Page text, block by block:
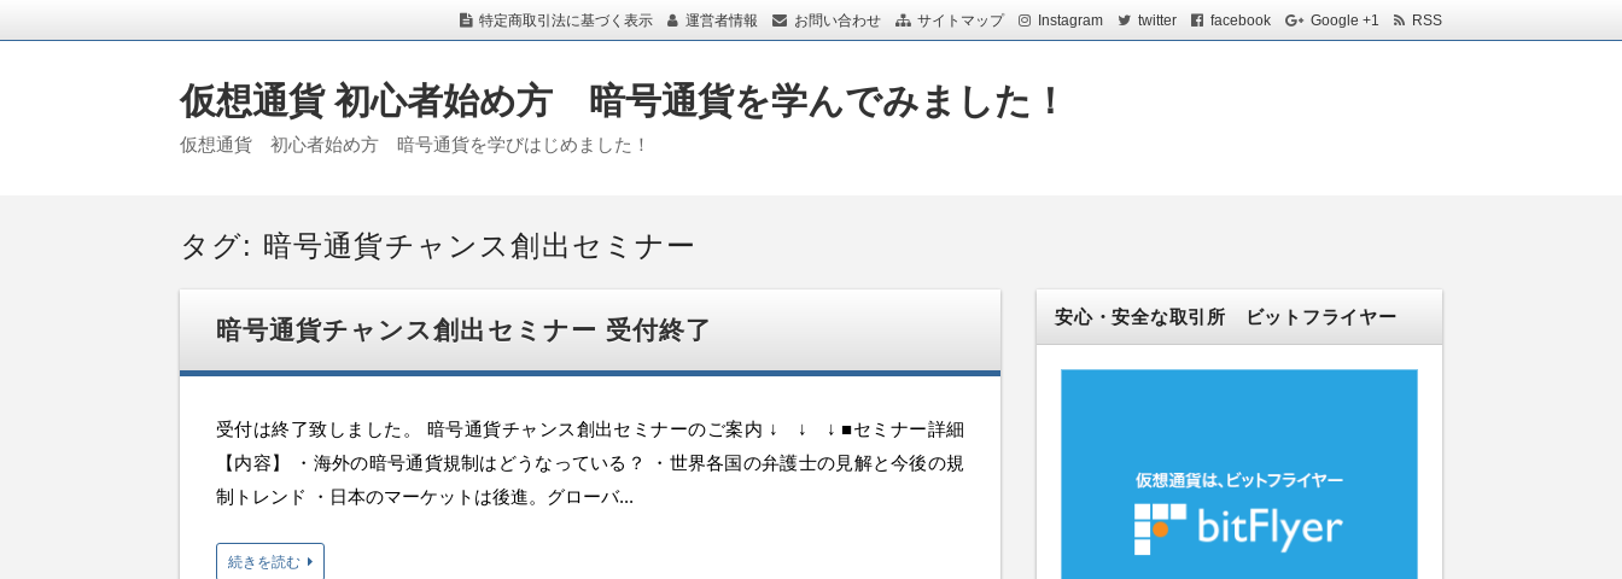
特定商取引法に基づく表示 運営者情報 お問い合わせ サイトマップ Instagram twitter facebook Google +1 RSS
仮想通貨 初心者始め方 暗号通貨を学んでみました！
仮想通貨 初心者始め方 暗号通貨を学びはじめました！
タグ: 暗号通貨チャンス創出セミナー
暗号通貨チャンス創出セミナー 受付終了
受付は終了致しました。 暗号通貨チャンス創出セミナーのご案内 ↓ ↓ ↓ ■セミナー詳細
【内容】 ・海外の暗号通貨規制はどうなっている？ ・世界各国の弁護士の見解と今後の規
制トレンド ・日本のマーケットは後進。グローバ...
続きを読む
安心・安全な取引所 ビットフライヤー